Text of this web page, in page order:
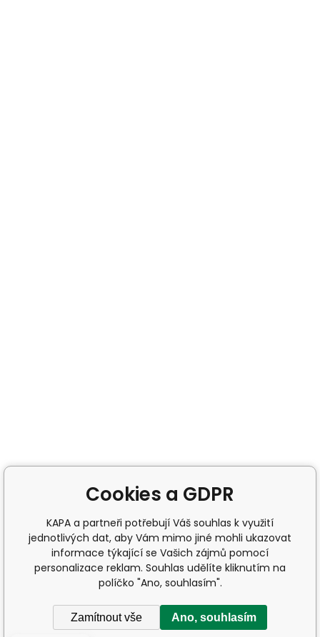
Cookies a GDPR
KAPA a partneři potřebují Váš souhlas k využití
jednotlivých dat, aby Vám mimo jiné mohli ukazovat
informace týkající se Vašich zájmů pomocí
personalizace reklam. Souhlas udělíte kliknutím na
políčko "Ano, souhlasím".
Zamítnout vše Ano, souhlasím